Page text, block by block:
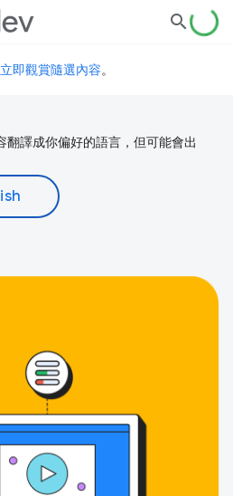
立即觀賞隨選內容。
譯成你偏好的語言，但可能會出